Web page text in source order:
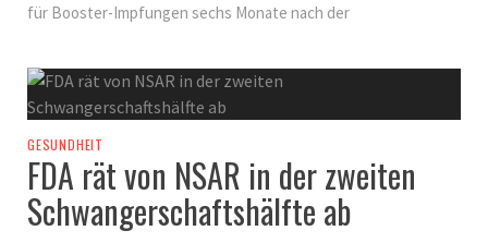
für Booster-Impfungen sechs Monate nach der
GESUNDHEIT
FDA rät von NSAR in der zweiten
Schwangerschaftshälfte ab